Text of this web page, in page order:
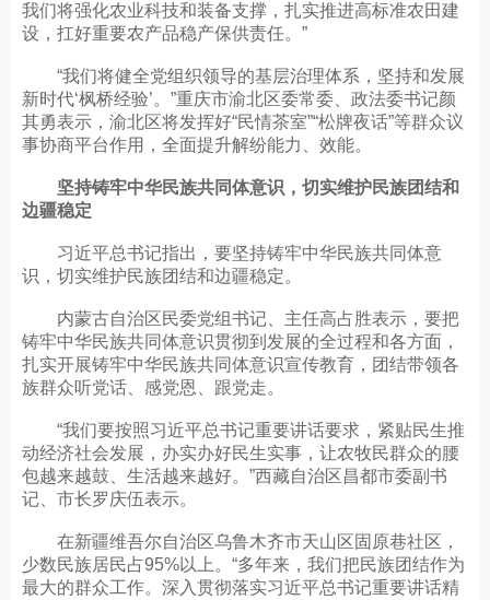
我们将强化农业科技和装备支撑，扎实推进高标准农田建
设，扛好重要农产品稳产保供责任。”
“我们将健全党组织领导的基层治理体系，坚持和发展
新时代‘枫桥经验’。”重庆市渝北区委常委、政法委书记颜
其勇表示，渝北区将发挥好“民情茶室”“松牌夜话”等群众议
事协商平台作用，全面提升解纷能力、效能。
坚持铸牢中华民族共同体意识，切实维护民族团结和
边疆稳定
习近平总书记指出，要坚持铸牢中华民族共同体意
识，切实维护民族团结和边疆稳定。
内蒙古自治区民委党组书记、主任高占胜表示，要把
铸牢中华民族共同体意识贯彻到发展的全过程和各方面，
扎实开展铸牢中华民族共同体意识宣传教育，团结带领各
族群众听党话、感党恩、跟党走。
“我们要按照习近平总书记重要讲话要求，紧贴民生推
动经济社会发展，办实办好民生实事，让农牧民群众的腰
包越来越鼓、生活越来越好。”西藏自治区昌都市委副书
记、市长罗庆伍表示。
在新疆维吾尔自治区乌鲁木齐市天山区固原巷社区，
少数民族居民占95%以上。“多年来，我们把民族团结作为
最大的群众工作。深入贯彻落实习近平总书记重要讲话精